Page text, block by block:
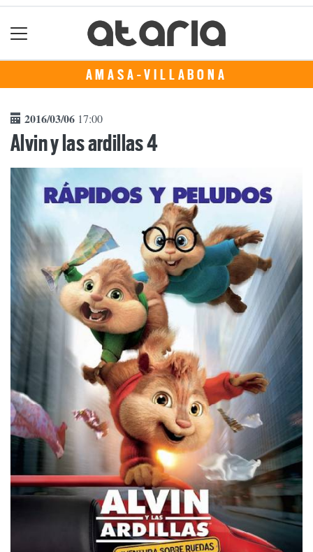
AMASA-VILLABONA
2016/03/06 17:00
Alvin y las ardillas 4